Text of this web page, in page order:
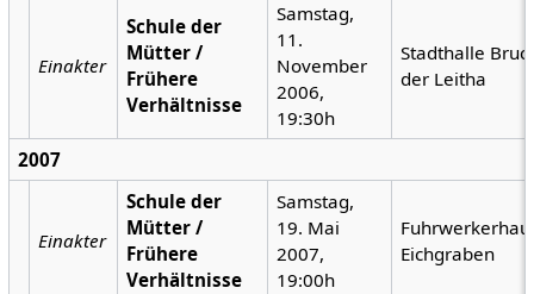
Einakter
Schule der
Mütter /
Frühere
Verhältnisse
Samstag,
11.
November
2006,
19:30h
Stadthalle
der Leitha
2007
Einakter
Schule der
Mütter /
Frühere
Verhältnisse
Samstag,
19. Mai
2007,
19:00h
Eichgraben